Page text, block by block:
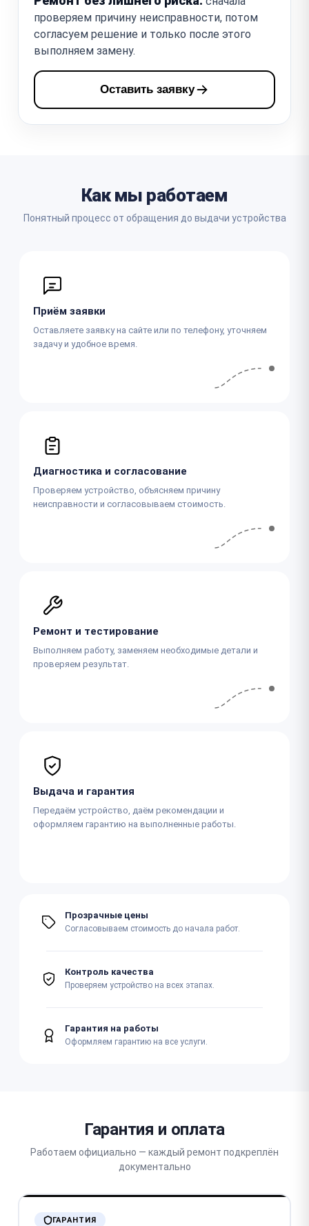
проверяем причину неисправности, потом
согласуем решение и только после этого
выполняем замену.
Оставить заявку
Как мы работаем
Понятный процесс от обращения до выдачи устройства
Приём заявки
Оставляете заявку на сайте или по телефону, уточняем
задачу и удобное время.
Диагностика и согласование
Проверяем устройство, объясняем причину
неисправности и согласовываем стоимость.
Ремонт и тестирование
Выполняем работу, заменяем необходимые детали и
проверяем результат.
Выдача и гарантия
Передаём устройство, даём рекомендации и
оформляем гарантию на выполненные работы.
Прозрачные цены
Согласовываем стоимость до начала работ.
Контроль качества
Проверяем устройство на всех этапах.
Гарантия на работы
Оформляем гарантию на все услуги.
Гарантия и оплата
Работаем официально — каждый ремонт подкреплён
документально
ГАРАНТИЯ